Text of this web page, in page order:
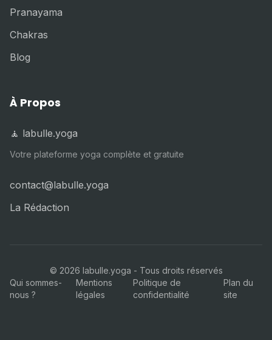
Pranayama
Chakras
Blog
À Propos
🧘 labulle.yoga
Votre plateforme yoga complète et gratuite
contact@labulle.yoga
La Rédaction
© 2026 labulle.yoga - Tous droits réservés
Qui sommes-
nous ?
Mentions
légales
Politique de
confidentialité
Plan du
site